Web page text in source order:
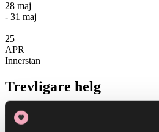
28 maj
- 31 maj
25
APR
Innerstan
Trevligare helg
25 april